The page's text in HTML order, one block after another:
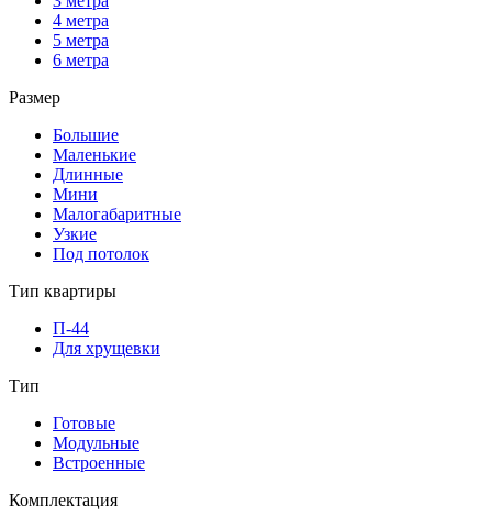
4 метра
5 метра
6 метра
Размер
Большие
Маленькие
Длинные
Мини
Малогабаритные
Узкие
Под потолок
Тип квартиры
П-44
Для хрущевки
Тип
Готовые
Модульные
Встроенные
Комплектация